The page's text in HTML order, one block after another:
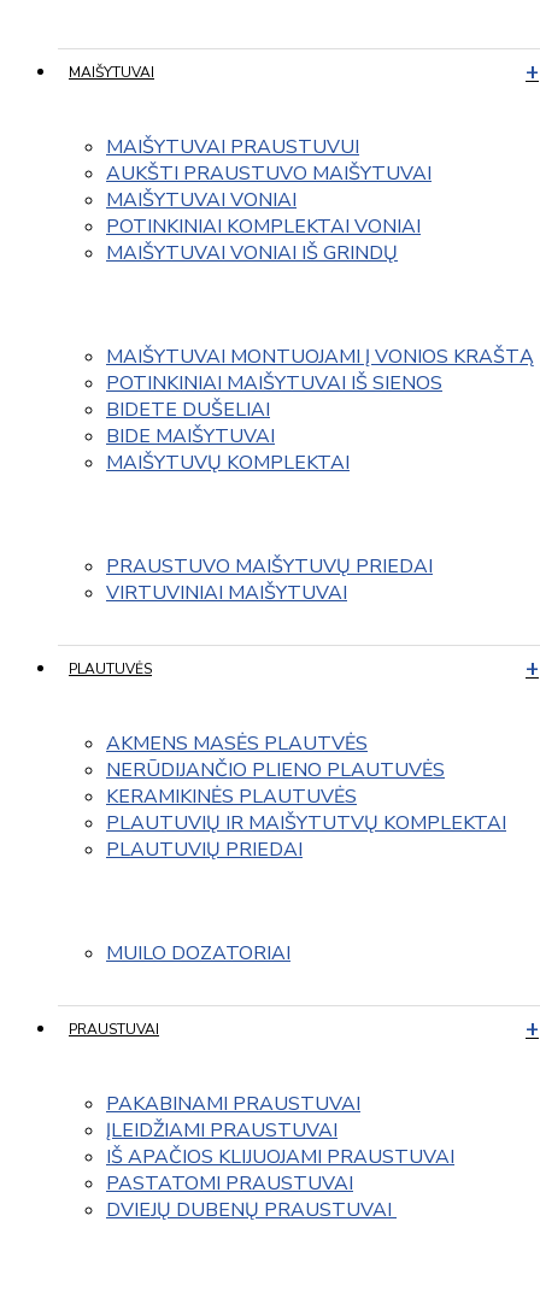
MAIŠYTUVAI
MAIŠYTUVAI PRAUSTUVUI
AUKŠTI PRAUSTUVO MAIŠYTUVAI
MAIŠYTUVAI VONIAI
POTINKINIAI KOMPLEKTAI VONIAI
MAIŠYTUVAI VONIAI IŠ GRINDŲ
MAIŠYTUVAI MONTUOJAMI Į VONIOS KRAŠTĄ
POTINKINIAI MAIŠYTUVAI IŠ SIENOS
BIDETE DUŠELIAI
BIDE MAIŠYTUVAI
MAIŠYTUVŲ KOMPLEKTAI
PRAUSTUVO MAIŠYTUVŲ PRIEDAI
VIRTUVINIAI MAIŠYTUVAI
PLAUTUVĖS
AKMENS MASĖS PLAUTVĖS
NERŪDIJANČIO PLIENO PLAUTUVĖS
KERAMIKINĖS PLAUTUVĖS
PLAUTUVIŲ IR MAIŠYTUTVŲ KOMPLEKTAI
PLAUTUVIŲ PRIEDAI
MUILO DOZATORIAI
PRAUSTUVAI
PAKABINAMI PRAUSTUVAI
ĮLEIDŽIAMI PRAUSTUVAI
IŠ APAČIOS KLIJUOJAMI PRAUSTUVAI
PASTATOMI PRAUSTUVAI
DVIEJŲ DUBENŲ PRAUSTUVAI